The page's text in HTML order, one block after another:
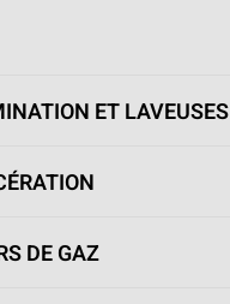
ET LAVEUSES
DE GAZ